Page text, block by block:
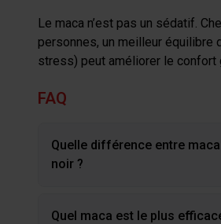
Le maca n’est pas un sédatif.
personnes, un meilleur équilibre
stress) peut améliorer le confort
FAQ
Quelle différence entre
noir ?
Quel maca est le plus